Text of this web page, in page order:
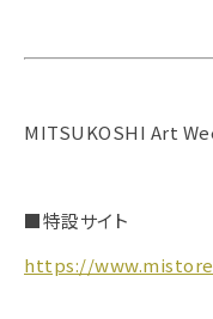
MITSUKOSHI Art
■特設サイト
https://